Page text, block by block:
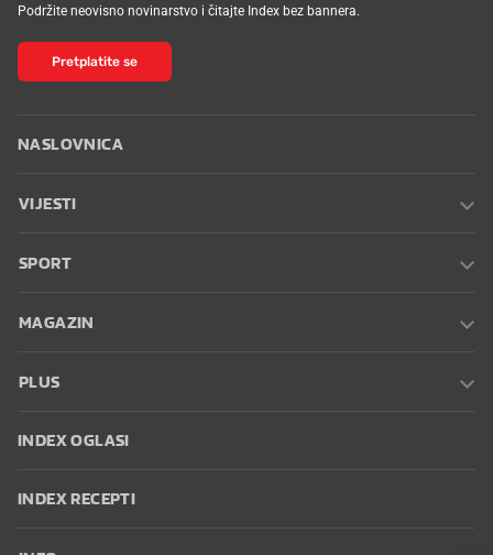
Podržite neovisno novinarstvo i čitajte Index bez bannera.
Pretplatite se
NASLOVNICA
VIJESTI
SPORT
MAGAZIN
PLUS
INDEX OGLASI
INDEX RECEPTI